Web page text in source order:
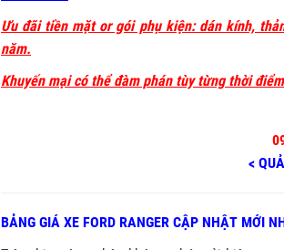
Ưu đãi tiền mặt or gói phụ kiện: dán kính,
năm.
Khuyến mại có thể đàm phán tùy từng thời
<
BẢNG GIÁ XE FORD RANGER CẬP NHẬT MỚI